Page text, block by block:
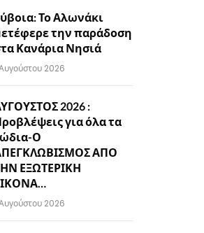
Το Αλωνάκι
την παράδοση
Κανάρια Νησιά
2026
2026 :
για όλα τα
Ο
ΑΠΟ
ΕΞΩΤΕΡΙΚΗ
2026